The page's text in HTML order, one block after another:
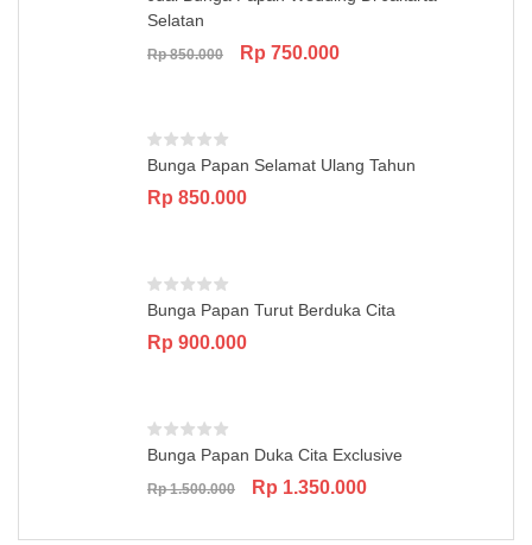
Selatan
Rp850.000
Original
Rp 750.000Current
Bunga Papan Selamat Ulang Tahun
Rp 850.000
Bunga Papan Turut Berduka Cita
Rp 900.000
Bunga Papan Duka Cita Exclusive
Rp1.500.000
Original
Rp 1.350.000Current